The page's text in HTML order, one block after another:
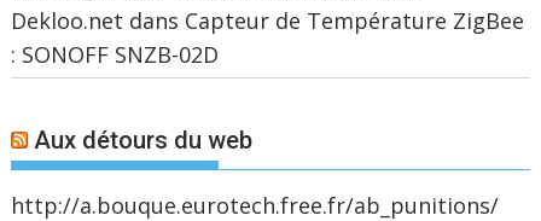
Dekloo.net dans Capteur de Température ZigBee
: SONOFF SNZB-02D
Aux détours du web
http://a.bouque.eurotech.free.fr/ab_punitions/